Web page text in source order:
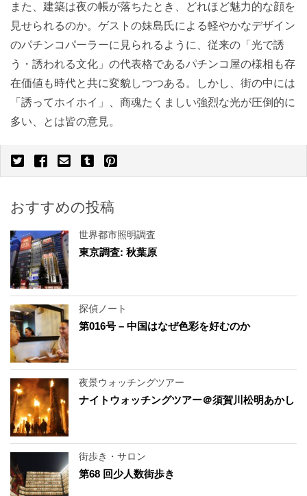
また、建築は夜の帳が落ちたとき、どれほど魅力的な顔を
見せられるのか。ゲストの妹島氏による軽やかなデザイン
のパチンコパーラーに見られるように、従来の「光で誘
う・誘われる文化」の代表格であるパチンコ屋の様相も存
在価値も時代と共に変貌しつつある。しかし、街の中には
「誘ってホイホイ」、商魂たくましい強烈な光が圧倒的に
多い、とは皆の意見。
おすすめの投稿
世界都市照明調査
東京調査: 秋葉原
探偵ノート
第016号 – 中国はなぜ色彩を好むのか
夜景ウォッチングツアー
ナイトウォッチングツアー＠須賀川松明あかし
街歩き・サロン
第68 回少人数街歩き